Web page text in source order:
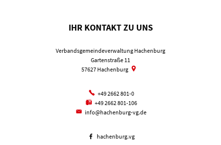
IHR KONTAKT ZU UNS
Verbandsgemeindeverwaltung Hachenburg
Gartenstraße 11
57627 Hachenburg
+49 2662 801-0
+49 2662 801-106
info@hachenburg-vg.de
hachenburg.vg